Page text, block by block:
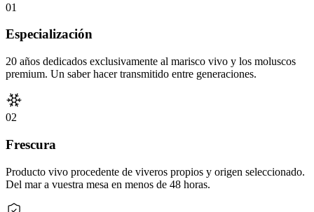
01
Especialización
20 años dedicados exclusivamente al marisco vivo y los moluscos
premium. Un saber hacer transmitido entre generaciones.
02
Frescura
Producto vivo procedente de viveros propios y origen seleccionado.
Del mar a vuestra mesa en menos de 48 horas.